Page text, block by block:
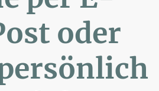
oder